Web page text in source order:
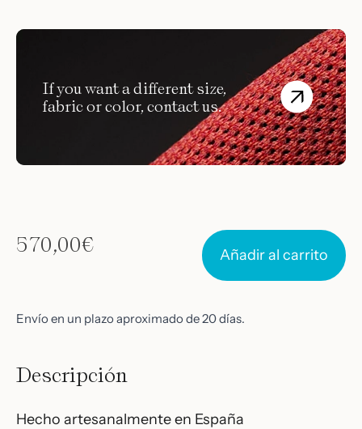
If you want a different size,
fabric or color, contact us.
Añadir al carrito
570,00€
Envío en un plazo aproximado de 20 días.
Descripción
Hecho artesanalmente en España